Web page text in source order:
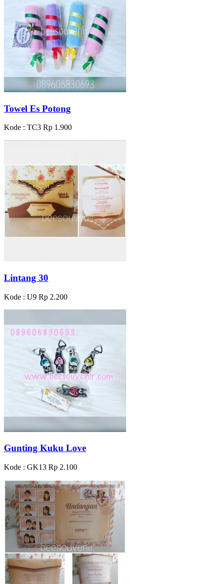
Towel Es Potong
Kode : TC3 Rp 1.900
Lintang 30
Kode : U9 Rp 2.200
Gunting Kuku Love
Kode : GK13 Rp 2.100